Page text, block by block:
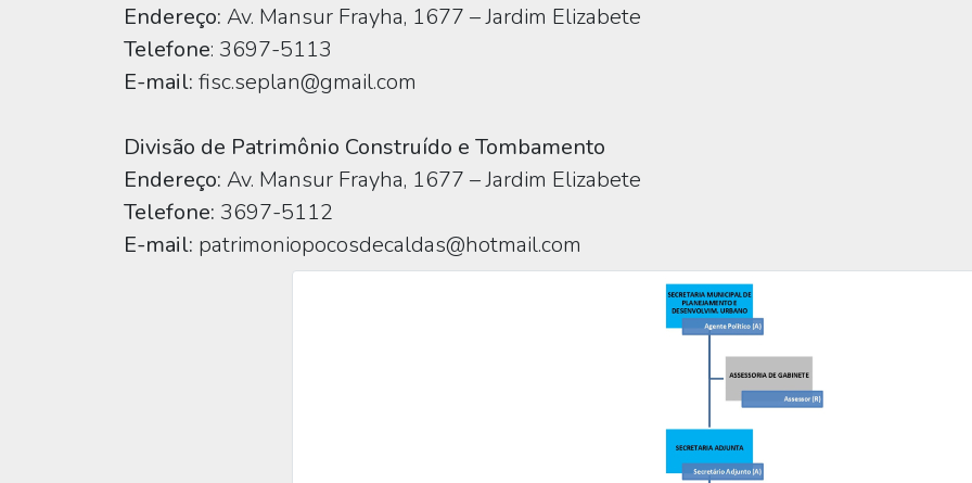
Endereço: Av. Mansur Frayha, 1677 – Jardim Elizabete
Telefone: 3697-5113
E-mail: fisc.seplan@gmail.com
Divisão de Patrimônio Construído e Tombamento
Endereço: Av. Mansur Frayha, 1677 – Jardim Elizabete
Telefone: 3697-5112
E-mail: patrimoniopocosdecaldas@hotmail.com